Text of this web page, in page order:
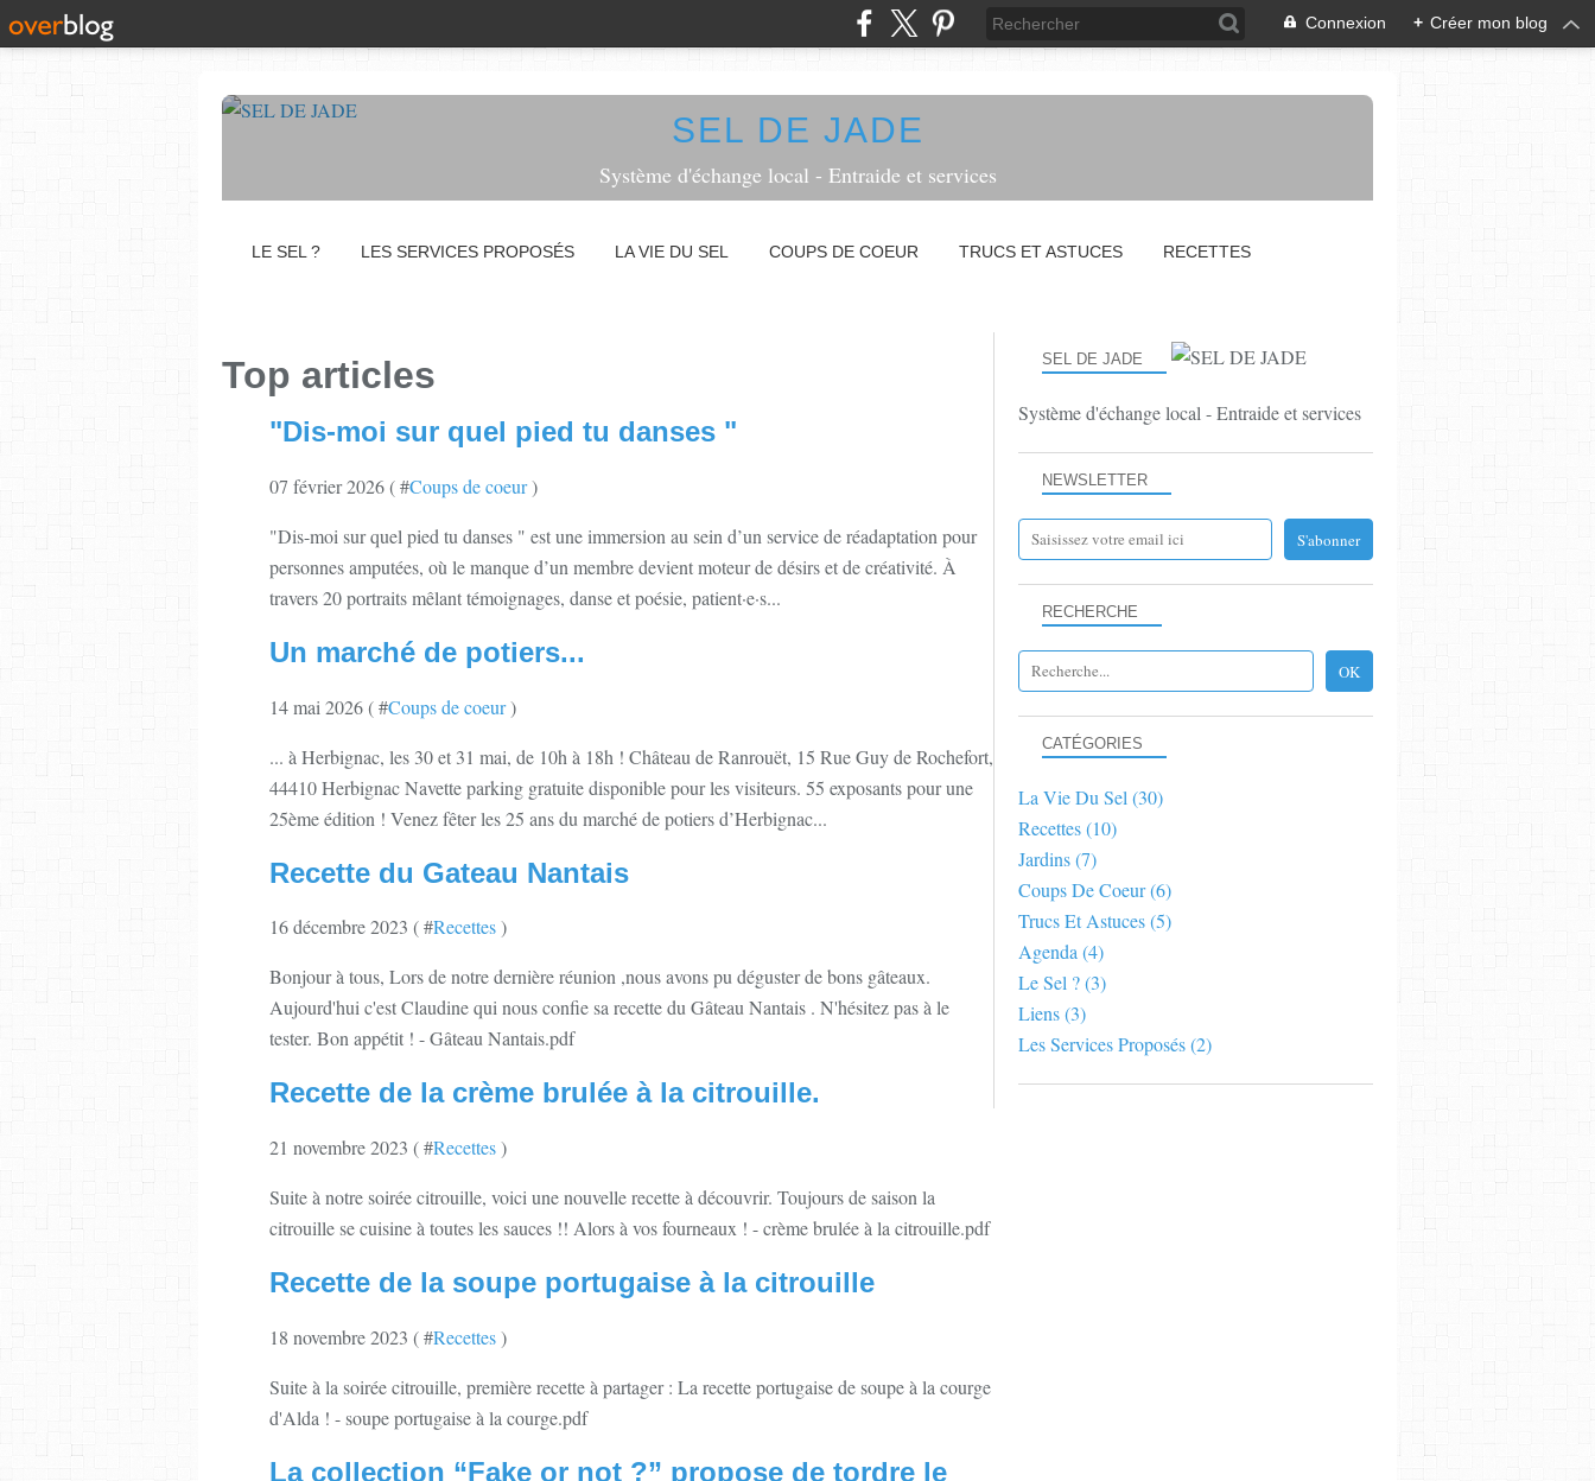
Connexion + Créer mon blog
SEL DE JADE
Système d'échange local - Entraide et services
LE SEL ? LES SERVICES PROPOSÉS LA VIE DU SEL COUPS DE COEUR TRUCS ET ASTUCES RECETTES
Top articles
"Dis-moi sur quel pied tu danses "
07 février 2026 ( #Coups de coeur)
"Dis-moi sur quel pied tu danses " est une immersion au sein d’un service de réadaptation pour
personnes amputées, où le manque d’un membre devient moteur de désirs et de créativité. À
travers 20 portraits mêlant témoignages, danse et poésie, patient·e·s...
Un marché de potiers...
14 mai 2026 ( #Coups de coeur)
... à Herbignac, les 30 et 31 mai, de 10h à 18h ! Château de Ranrouët, 15 Rue Guy de Rochefort,
44410 Herbignac Navette parking gratuite disponible pour les visiteurs. 55 exposants pour une
25ème édition ! Venez fêter les 25 ans du marché de potiers d’Herbignac...
Recette du Gateau Nantais
16 décembre 2023 ( #Recettes)
Bonjour à tous, Lors de notre dernière réunion ,nous avons pu déguster de bons gâteaux.
Aujourd'hui c'est Claudine qui nous confie sa recette du Gâteau Nantais . N'hésitez pas à le
tester. Bon appétit ! - Gâteau Nantais.pdf
Recette de la crème brulée à la citrouille.
21 novembre 2023 ( #Recettes)
Suite à notre soirée citrouille, voici une nouvelle recette à découvrir. Toujours de saison la
citrouille se cuisine à toutes les sauces !! Alors à vos fourneaux ! - crème brulée à la citrouille.pdf
Recette de la soupe portugaise à la citrouille
18 novembre 2023 ( #Recettes)
Suite à la soirée citrouille, première recette à partager : La recette portugaise de soupe à la courge
d'Alda ! - soupe portugaise à la courge.pdf
La collection “Fake or not ?” propose de tordre le
NEWSLETTER
RECHERCHE
SEL DE JADE
Système d'échange local - Entraide et services
CATÉGORIES
La Vie Du Sel (30)
Recettes(10)
Jardins(7)
Coups De Coeur(6)
Trucs Et Astuces(5)
Agenda (4)
Le Sel ?(3)
Liens(3)
Les Services Proposés(2)